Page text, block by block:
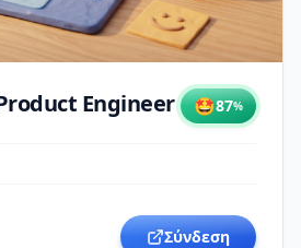
Engineer 🤩87%
Σύνδεση